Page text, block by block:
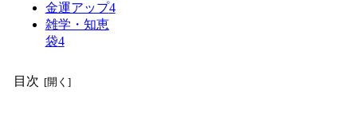
金運アップ4
雑学・知恵
袋4
目次